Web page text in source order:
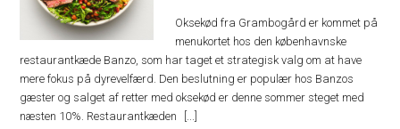
Oksekød fra Grambogård er kommet på
menukortet hos den københavnske
restaurantkæde Banzo, som har taget et strategisk valg om at have
mere fokus på dyrevelfærd. Den beslutning er populær hos Banzos
gæster og salget af retter med oksekød er denne sommer steget med
næsten 10%. Restaurantkæden